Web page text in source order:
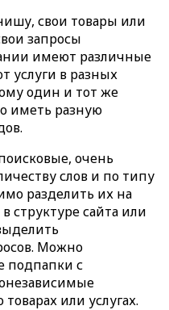
свои товары или
запросы
имеют различные
услуги в разных
один и тот же
иметь разную
очень
слов и по типу
разделить их на
структуре сайта или
Можно
подпапки с
или услугах.